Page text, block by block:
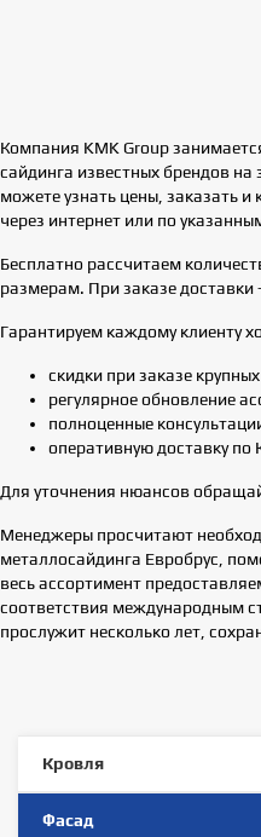
Кровля
Фасад
Компания KMK Group
сайдинга известных брендов на
можете узнать цены, заказать и
через интернет или по
Бесплатно рассчитаем
размерам. При заказе доставки
Гарантируем каждому клиенту
скидки при заказе
регулярное обновление
полноценные
оперативную доставку по
Для уточнения нюансов
Менеджеры просчитают
металлосайдинга Евробрус,
весь ассортимент
соответствия международным
прослужит несколько лет,